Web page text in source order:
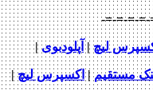
-=-
لیچ|آپلودبوی|
|اکسپرس لیچ|